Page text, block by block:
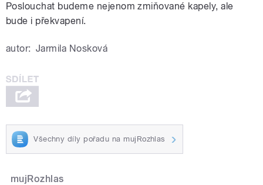
Poslouchat budeme nejenom zmiňované kapely, ale
bude i překvapení.
autor: Jarmila Nosková
Všechny díly pořadu na mujRozhlas
mujRozhlas